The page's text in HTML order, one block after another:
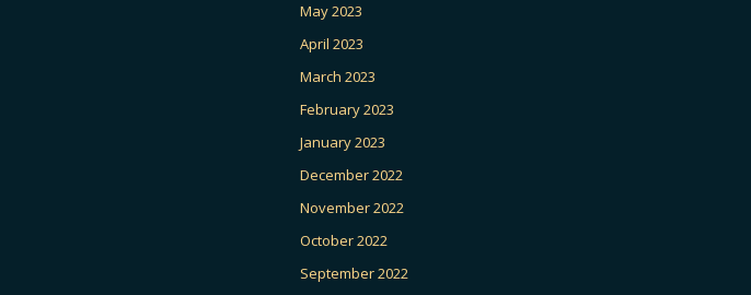
May 2023
April 2023
March 2023
February 2023
January 2023
December 2022
November 2022
October 2022
September 2022